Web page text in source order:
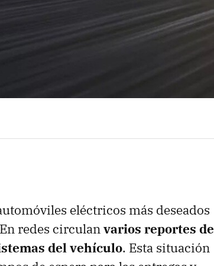
eléctricos más deseados
redes circulanvarios reportes de
del vehículo. Esta situación